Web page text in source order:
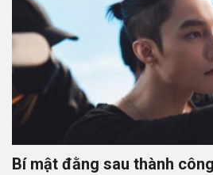
Bí mật đằng sau thành